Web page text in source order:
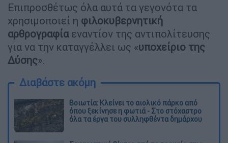
Επιπροσθέτως όλα αυτά τα γεγονότα τα
χρησιμοποιεί η φιλοκυβερνητική
αρθρογραφίαεναντίον της αντιπολίτευσης
για να την καταγγέλλει ως «υποχείριο της
Δύσης».
Διαβάστε ακόμη
Βοιωτία: Κλείνει το αιολικό πάρκο από
όπου ξεκίνησε η φωτιά - Στο στόχαστρο
όλα τα έργα του συλληφθέντα δημάρχου